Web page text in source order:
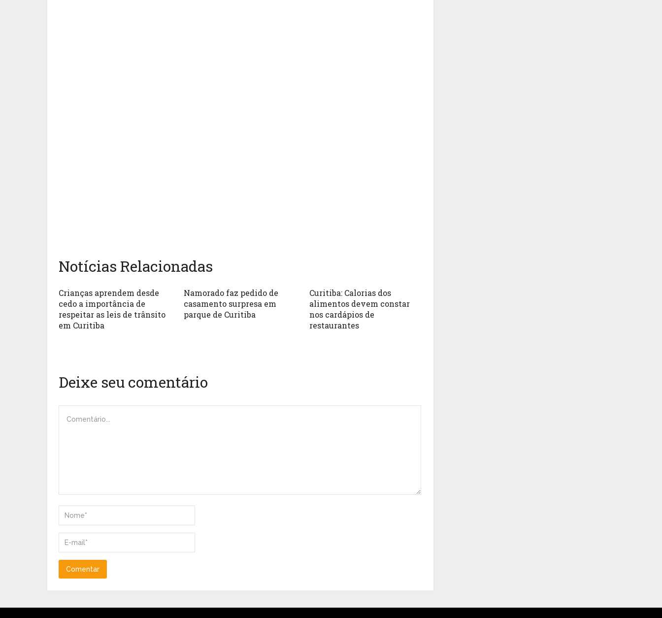
Notícias Relacionadas
Crianças aprendem desde
cedo a importância de
respeitar as leis de trânsito
em Curitiba
Namorado faz pedido de
casamento surpresa em
parque de Curitiba
Curitiba: Calorias dos
alimentos devem constar
nos cardápios de
restaurantes
Deixe seu comentário